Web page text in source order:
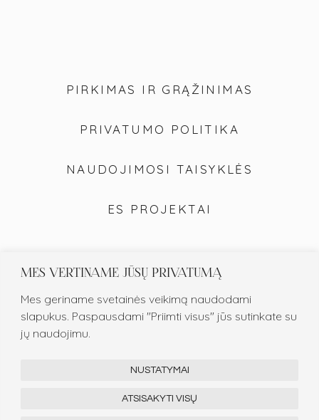
MES VERTINAME JŪSŲ PRIVATUMĄ
Mes geriname svetainės veikimą naudodami
slapukus. Paspausdami "Priimti visus" jūs sutinkate su
jų naudojimu.
NUSTATYMAI
ATSISAKYTI VISŲ
PIRKIMAS IR GRĄŽINIMAS
PRIVATUMO POLITIKA
NAUDOJIMOSI TAISYKLĖS
ES PROJEKTAI